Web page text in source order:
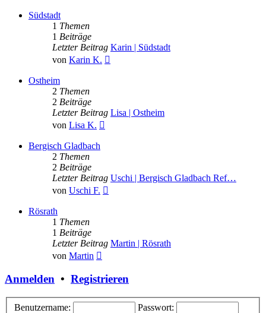
Südstadt
1 Themen
1 Beiträge
Letzter Beitrag Karin | Südstadt
von Karin K.
Ostheim
2 Themen
2 Beiträge
Letzter Beitrag Lisa | Ostheim
von Lisa K.
Bergisch Gladbach
2 Themen
2 Beiträge
Letzter Beitrag Uschi | Bergisch Gladbach Ref…
von Uschi F.
Rösrath
1 Themen
1 Beiträge
Letzter Beitrag Martin | Rösrath
von Martin
Anmelden • Registrieren
Benutzername:
Passwort: